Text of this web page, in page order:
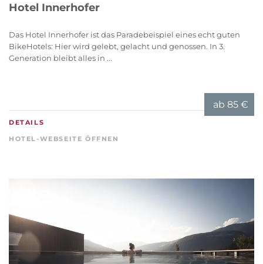
Hotel Innerhofer
Das Hotel Innerhofer ist das Paradebeispiel eines echt guten
BikeHotels: Hier wird gelebt, gelacht und genossen. In 3.
Generation bleibt alles in ...
ab 85 €
DETAILS
HOTEL-WEBSEITE ÖFFNEN